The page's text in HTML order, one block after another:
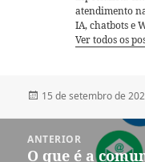
atendimento
IA, chatbots e
Ver todos os
Publicado
15 de setembro de
ANTERIOR
Post
O que é a